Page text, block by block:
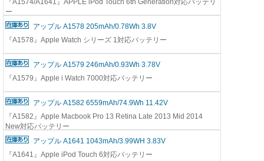
『A1574/A1641』APPLE iPod Touch 6th Generation対応バッテリ
ー
アップル A1578 205mAh/0.78Wh 3.8V
『A1578』Apple Watch シリーズ 1対応バッテリー
アップル A1579 246mAh/0.93Wh 3.78V
『A1579』Apple i Watch 7000対応バッテリー
アップル A1582 6559mAh/74.9Wh 11.42V
『A1582』Apple Macbook Pro 13 Retina Late 2013 Mid 2014
New対応バッテリー
アップル A1641 1043mAh/3.99WH 3.83V
『A1641』Apple iPod Touch 6対応バッテリー